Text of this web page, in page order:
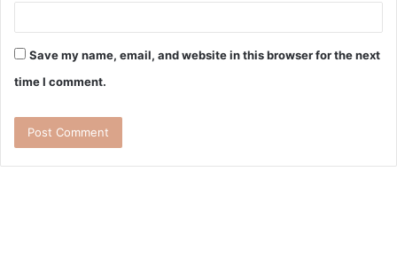
Save my name, email, and website in this browser for the next
time I comment.